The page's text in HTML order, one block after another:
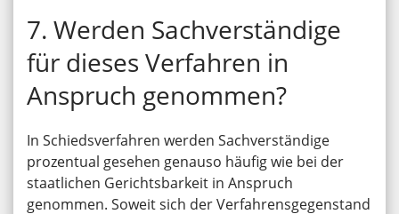
7. Werden Sachverständige
für dieses Verfahren in
Anspruch genommen?
In Schiedsverfahren werden Sachverständige
prozentual gesehen genauso häufig wie bei der
staatlichen Gerichtsbarkeit in Anspruch
genommen. Soweit sich der Verfahrensgegenstand